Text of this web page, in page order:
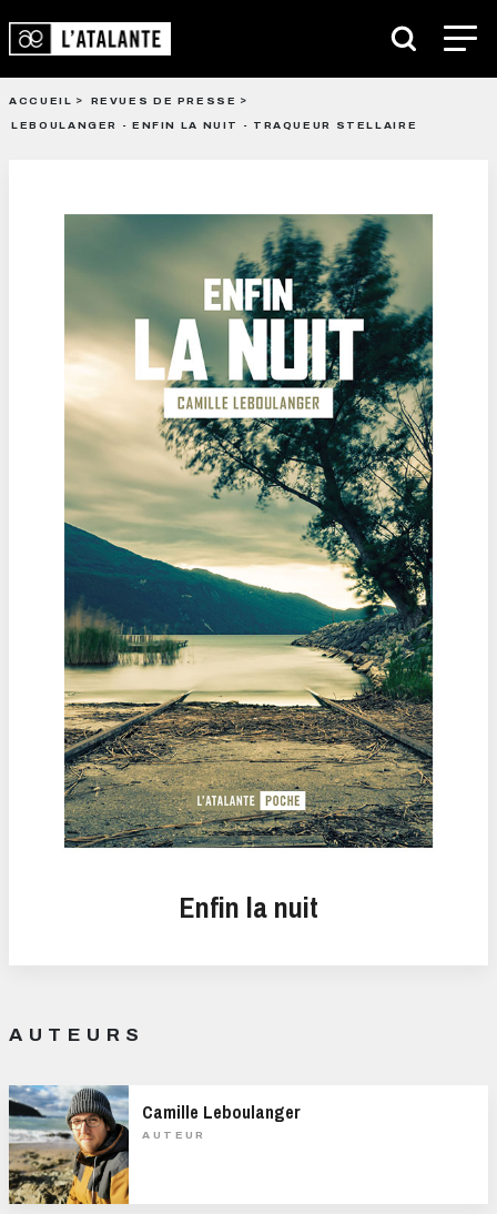
ACCUEIL
REVUES DE PRESSE
LEBOULANGER - ENFIN LA NUIT - TRAQUEUR STELLAIRE
Enfin la nuit
AUTEURS
Camille Leboulanger
AUTEUR